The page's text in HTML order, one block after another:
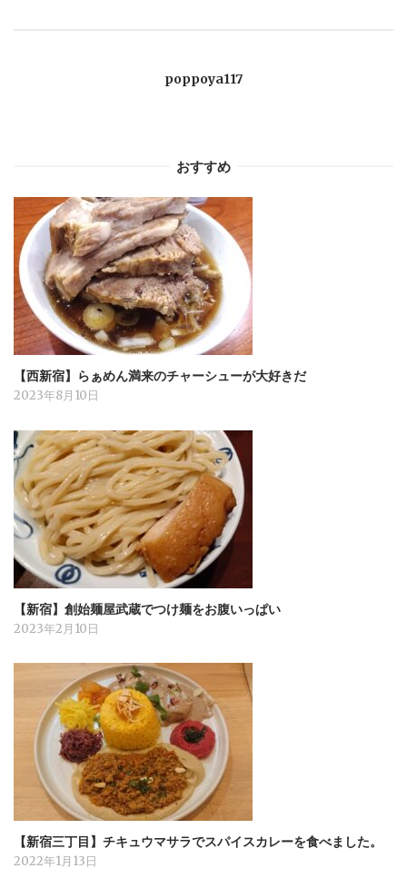
poppoya117
おすすめ
【西新宿】らぁめん満来のチャーシューが大好きだ
2023年8月10日
【新宿】創始麺屋武蔵でつけ麺をお腹いっぱい
2023年2月10日
【新宿三丁目】チキュウマサラでスパイスカレーを食べました。
2022年1月13日